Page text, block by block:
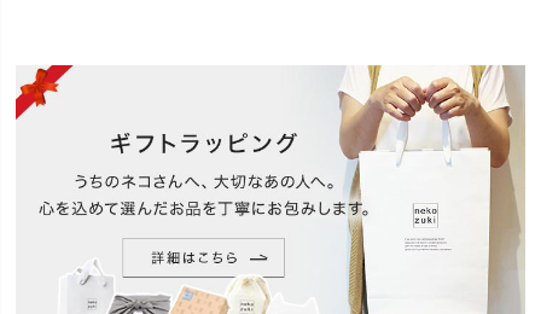
す。陶器と違い、磁器は薬品の浸透の心配がありま
清潔な磁器製の食器です。ペット(猫の 犬の)健康を
気遣う飼い主さんへオススメです。猫さんの食べ残
し防止になる傾斜設計＆こぼれない返し付きで、鼻
ぺちゃさん、高齢猫、介護用にもぴったり。表面は
傷つきにくい磁器製なので衛生的で毎日のごはんも
安心。実際に動物病院で使用されており、獣医師も
推奨する信頼の品質です。職人製の丁寧な作りと日
本製の安心感も魅力。丈夫だから長く使える安心素